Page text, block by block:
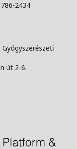
2434
út 2-6.